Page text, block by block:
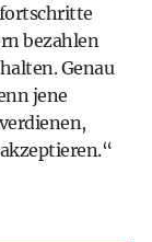
bezahlen
Genau
jene